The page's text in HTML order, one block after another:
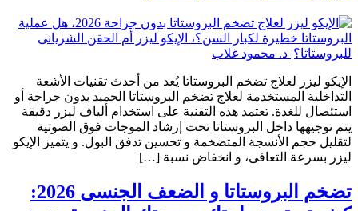
الإيكو ليزر لعلاج تضخم البروستاتا يُعد من أحدث تقنيات الأشعة
التداخلية المستخدمة لعلاج تضخم البروستاتا الحميد بدون جراحة أو
استئصال للغدة. تعتمد هذه التقنية على استخدام ألياف ليزر دقيقة
يتم توجيهها داخل البروستاتا تحت إرشاد الموجات فوق الصوتية
لتقليل حجم الأنسجة المتضخمة و تحسين تدفق البول. و يتميز الإيكو
ليزر بسرعة التعافى، و انخفاض نسبة […]
تضخم البروستاتا و الضعف الجنسى 2026: